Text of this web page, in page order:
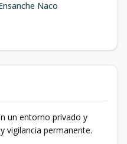
Naco
un entorno privado y
vigilancia permanente.